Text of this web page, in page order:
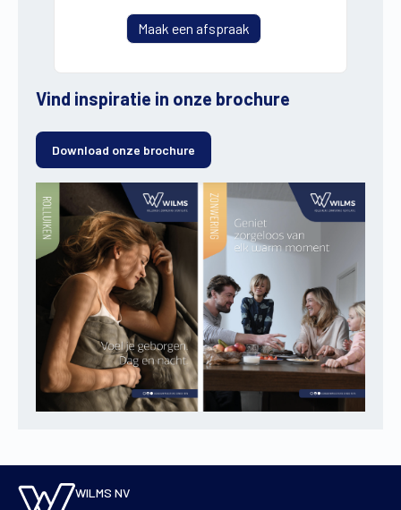
Maak een afspraak
Vind inspiratie in onze brochure
Download onze brochure
WILMS NV